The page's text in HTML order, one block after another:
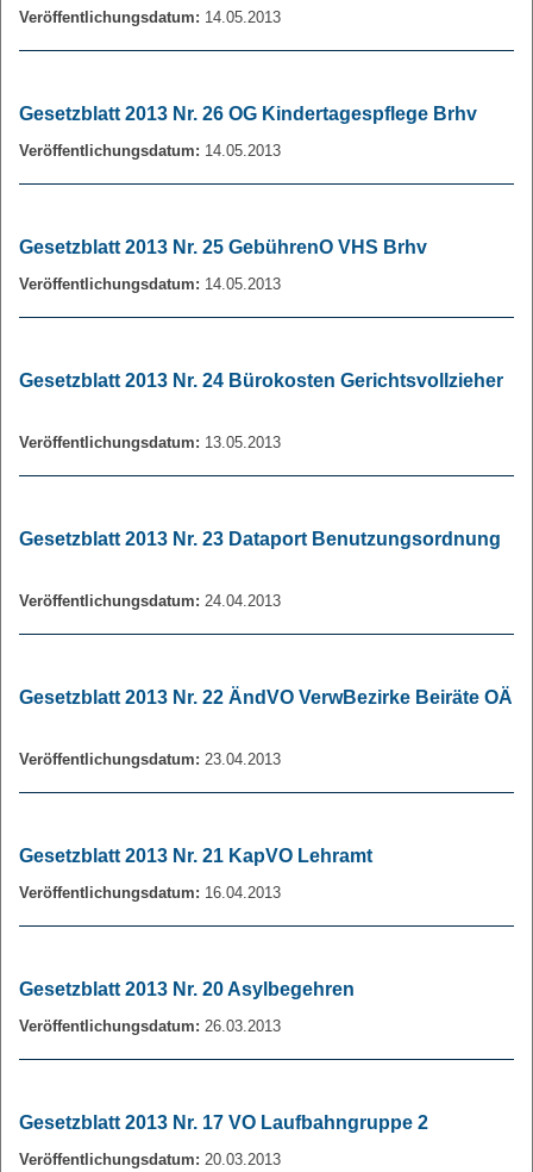
Veröffentlichungsdatum: 14.05.2013
Gesetzblatt 2013 Nr. 26 OG Kindertagespflege Brhv
Veröffentlichungsdatum: 14.05.2013
Gesetzblatt 2013 Nr. 25 GebührenO VHS Brhv
Veröffentlichungsdatum: 14.05.2013
Gesetzblatt 2013 Nr. 24 Bürokosten Gerichtsvollzieher
Veröffentlichungsdatum: 13.05.2013
Gesetzblatt 2013 Nr. 23 Dataport Benutzungsordnung
Veröffentlichungsdatum: 24.04.2013
Gesetzblatt 2013 Nr. 22 ÄndVO VerwBezirke Beiräte OÄ
Veröffentlichungsdatum: 23.04.2013
Gesetzblatt 2013 Nr. 21 KapVO Lehramt
Veröffentlichungsdatum: 16.04.2013
Gesetzblatt 2013 Nr. 20 Asylbegehren
Veröffentlichungsdatum: 26.03.2013
Gesetzblatt 2013 Nr. 17 VO Laufbahngruppe 2
Veröffentlichungsdatum: 20.03.2013